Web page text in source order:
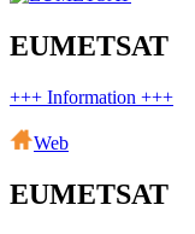
EUMETSAT
+++ Information +++
Web
EUMETSAT